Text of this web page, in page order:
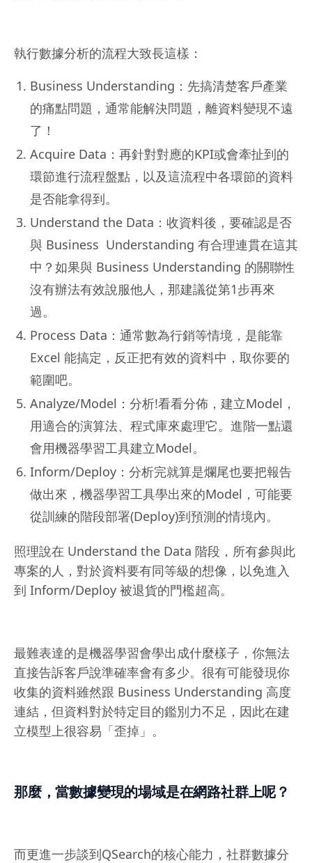
執行數據分析的流程大致長這樣：
Business Understanding：先搞清楚客戶產業
的痛點問題，通常能解決問題，離資料變現不遠
了！
Acquire Data：再針對對應的KPI或會牽扯到的
環節進行流程盤點，以及這流程中各環節的資料
是否能拿得到。
Understand the Data：收資料後，要確認是否
與 Business ️ Understanding 有合理連貫在這其
中？如果與 Business ️Understanding 的關聯性
沒有辦法有效說服他人，那建議從第1步再來
過。
Process Data：通常數為行銷等情境，是能靠
Excel 能搞定，反正把有效的資料中，取你要的
範圍吧。
Analyze/Model：分析!看看分佈，建立Model，
用適合的演算法、程式庫來處理它。進階一點還
會用機器學習工具建立Model。
Inform/Deploy：分析完就算是爛尾也要把報告
做出來，機器學習工具學出來的Model，可能要
從訓練的階段部署(Deploy)到預測的情境內。
照理說在 Understand the Data 階段，所有參與此
專案的人，對於資料要有同等級的想像，以免進入
到 Inform/Deploy 被退貨的門檻超高。
最難表達的是機器學習會學出成什麼樣子，你無法
直接告訴客戶說準確率會有多少。很有可能發現你
收集的資料雖然跟 Business Understanding 高度
連結，但資料對於特定目的鑑別力不足，因此在建
立模型上很容易「歪掉」。
那麼，當數據變現的場域是在網路社群上呢？
而更進一步談到QSearch的核心能力，社群數據分